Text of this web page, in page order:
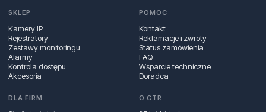
SKLEP
Kamery IP
Rejestratory
Zestawy monitoringu
Alarmy
Kontrola dostępu
Akcesoria
POMOC
Kontakt
Reklamacje i zwroty
Status zamówienia
FAQ
Wsparcie techniczne
Doradca
DLA FIRM O CTR